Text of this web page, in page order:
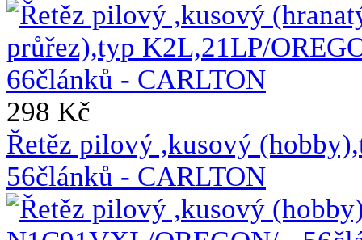
298 Kč
Řetěz pilový ,kusový
56článků - CARLTON